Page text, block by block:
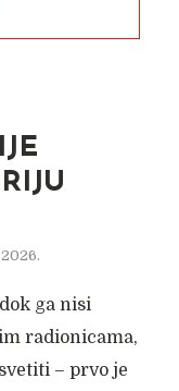
2026.
ga nisi
radionicama,
– prvo je